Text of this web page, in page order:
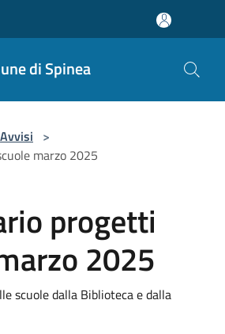
di Spinea
Avvisi >
marzo 2025
progetti
2025
scuole dalla Biblioteca e dalla